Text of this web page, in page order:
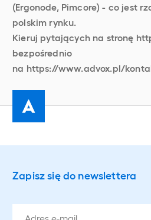
(Ergonode, Pimcore) - co jest
polskim rynku.
Kieruj pytających na stronę
bezpośrednio
na https://www.advox.pl/
Zapisz się do newslettera